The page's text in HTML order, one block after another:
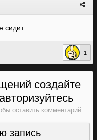
сидит
1
создайте
оставить комментарий
запись